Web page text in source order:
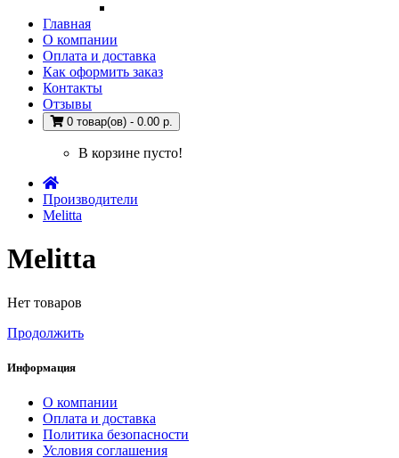
Главная
О компании
Оплата и доставка
Как оформить заказ
Контакты
Отзывы
0 товар(ов) - 0.00 р.
В корзине пусто!
Производители
Melitta
Melitta
Нет товаров
Продолжить
Информация
О компании
Оплата и доставка
Политика безопасности
Условия соглашения